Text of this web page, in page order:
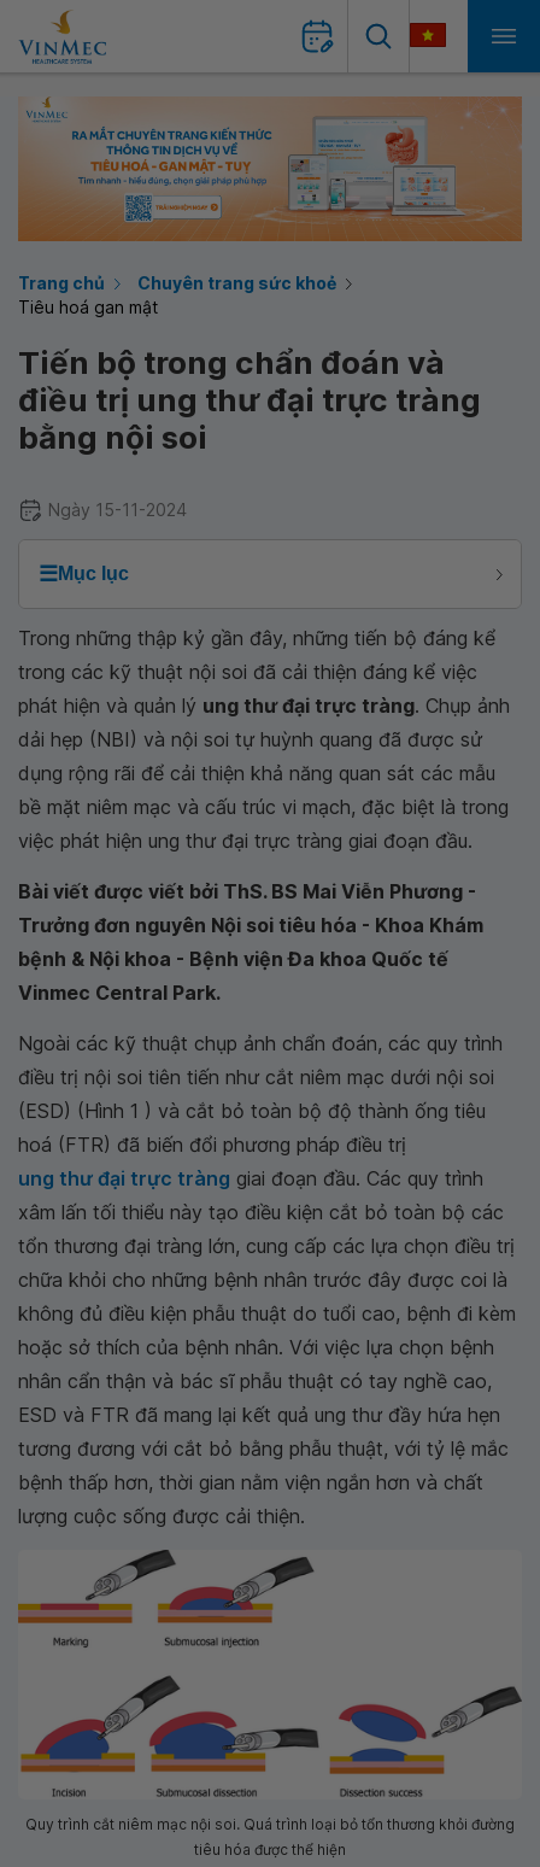
Trang chủ
Chuyên trang sức khoẻ
Tiêu hoá gan mật
Tiến bộ trong chẩn đoán và
điều trị ung thư đại trực tràng
bằng nội soi
Ngày 15-11-2024
☰Mục lục
Trong những thập kỷ gần đây, những tiến bộ đáng kể
trong các kỹ thuật nội soi đã cải thiện đáng kể việc
phát hiện và quản lý ung thư đại trực tràng. Chụp ảnh
dải hẹp (NBI) và nội soi tự huỳnh quang đã được sử
dụng rộng rãi để cải thiện khả năng quan sát các mẫu
bề mặt niêm mạc và cấu trúc vi mạch, đặc biệt là trong
việc phát hiện ung thư đại trực tràng giai đoạn đầu.
Bài viết được viết bởi ThS. BS Mai Viễn Phương -
Trưởng đơn nguyên Nội soi tiêu hóa - Khoa Khám
bệnh & Nội khoa - Bệnh viện Đa khoa Quốc tế
Vinmec Central Park.
Ngoài các kỹ thuật chụp ảnh chẩn đoán, các quy trình
điều trị nội soi tiên tiến như cắt niêm mạc dưới nội soi
(ESD) (Hình 1 ) và cắt bỏ toàn bộ độ thành ống tiêu
hoá (FTR) đã biến đổi phương pháp điều trị
ung thư đại trực tràng giai đoạn đầu. Các quy trình
xâm lấn tối thiểu này tạo điều kiện cắt bỏ toàn bộ các
tổn thương đại tràng lớn, cung cấp các lựa chọn điều trị
chữa khỏi cho những bệnh nhân trước đây được coi là
không đủ điều kiện phẫu thuật do tuổi cao, bệnh đi kèm
hoặc sở thích của bệnh nhân. Với việc lựa chọn bệnh
nhân cẩn thận và bác sĩ phẫu thuật có tay nghề cao,
ESD và FTR đã mang lại kết quả ung thư đầy hứa hẹn
tương đương với cắt bỏ bằng phẫu thuật, với tỷ lệ mắc
bệnh thấp hơn, thời gian nằm viện ngắn hơn và chất
lượng cuộc sống được cải thiện.
Quy trình cắt niêm mạc nội soi. Quá trình loại bỏ tổn thương khỏi đường
tiêu hóa được thể hiện